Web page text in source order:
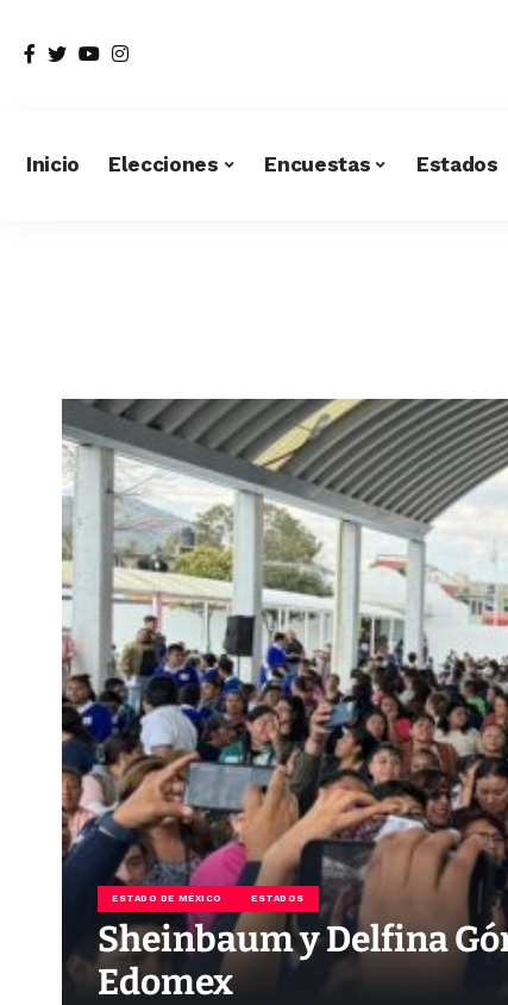
Inicio Elecciones Encuestas Estados
ESTADO DE MÉXICO ESTADOS
Sheinbaum y Delfina
Edomex